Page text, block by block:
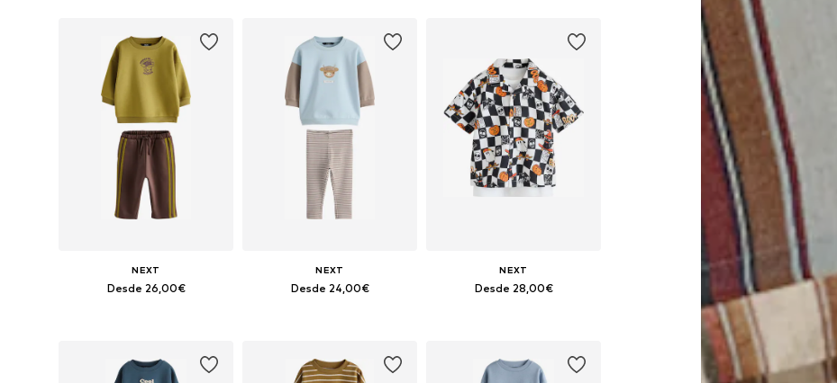
NEXT
Desde 26,00€
NEXT
Desde 24,00€
NEXT
Desde 28,00€